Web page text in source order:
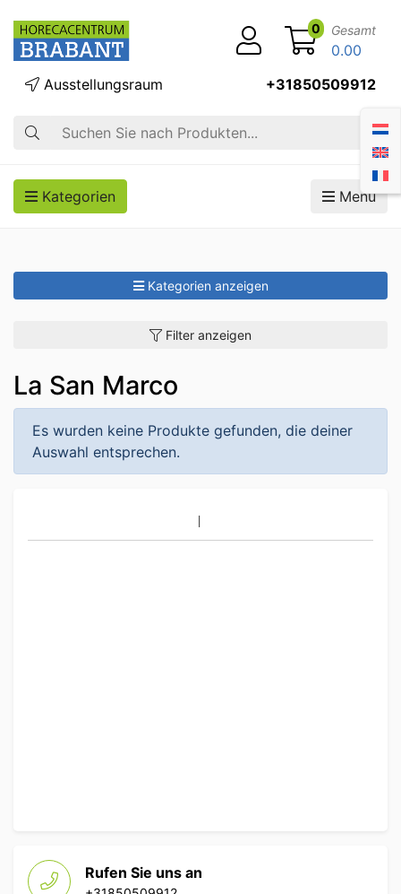
Suche
Ausstellungsraum +31850509912
0 Gesamt
0.00
Kategorien Menü
Kategorien anzeigen
Filter anzeigen
La San Marco
Es wurden keine Produkte gefunden, die deiner
Auswahl entsprechen.
Rufen Sie uns an